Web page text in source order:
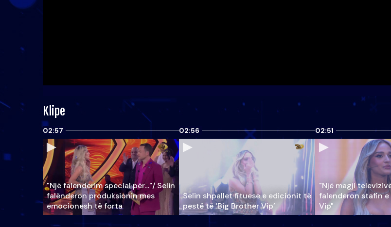
Klipe
02:57
"Një falenderim special për…"/ Selin
falënderon produksionin mes
emocionesh të forta
02:56
Selin shpallet fituese e edicionit të
pestë të ‘Big Brother Vip’
02:51
"Një magji
falenderon stafin
Vip"